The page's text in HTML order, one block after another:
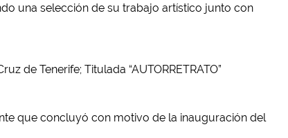
una selección de su trabajo artístico junto con
de Tenerife; Titulada “AUTORRETRATO”
que concluyó con motivo de la inauguración del